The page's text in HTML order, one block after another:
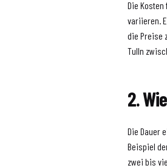
Die
variieren.
die Preise
Tulln
2.
Die Dauer
Beispiel
zwei bis